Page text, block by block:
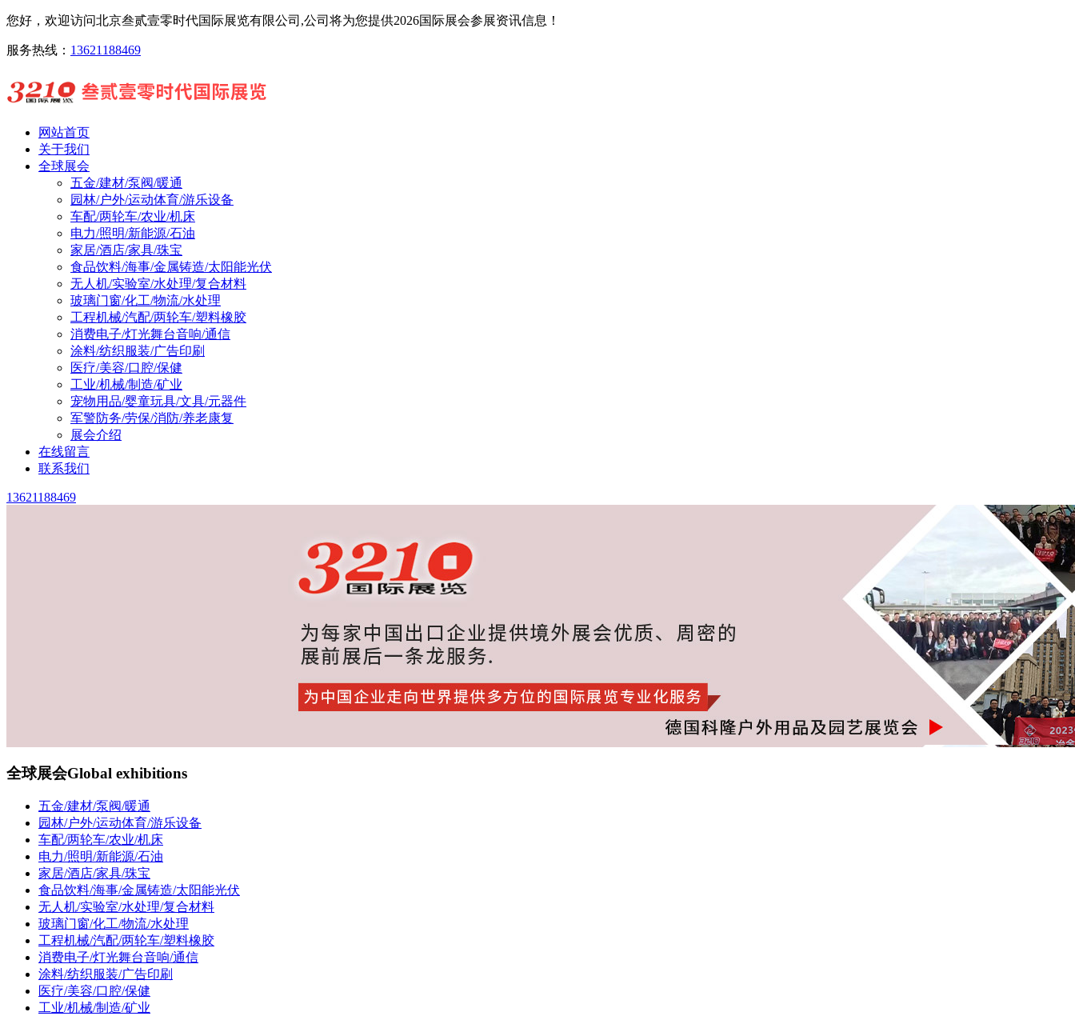
您好，欢迎访问北京叁贰壹零时代国际展览有限公司,公司将为您提供2026国际展会参展资讯信息！
服务热线： 13621188469
网站首页
关于我们
全球展会
五金/建材/泵阀/暖通
园林/户外/运动体育/游乐设备
车配/两轮车/农业/机床
电力/照明/新能源/石油
家居/酒店/家具/珠宝
食品饮料/海事/金属铸造/太阳能光伏
无人机/实验室/水处理/复合材料
玻璃门窗/化工/物流/水处理
工程机械/汽配/两轮车/塑料橡胶
消费电子/灯光舞台音响/通信
涂料/纺织服装/广告印刷
医疗/美容/口腔/保健
工业/机械/制造/矿业
宠物用品/婴童玩具/文具/元器件
军警防务/劳保/消防/养老康复
展会介绍
在线留言
联系我们
13621188469
全球展会Global exhibitions
五金/建材/泵阀/暖通
园林/户外/运动体育/游乐设备
车配/两轮车/农业/机床
电力/照明/新能源/石油
家居/酒店/家具/珠宝
食品饮料/海事/金属铸造/太阳能光伏
无人机/实验室/水处理/复合材料
玻璃门窗/化工/物流/水处理
工程机械/汽配/两轮车/塑料橡胶
消费电子/灯光舞台音响/通信
涂料/纺织服装/广告印刷
医疗/美容/口腔/保健
工业/机械/制造/矿业